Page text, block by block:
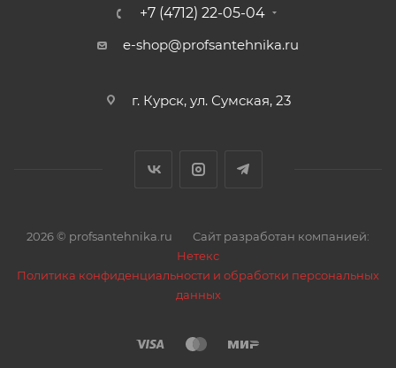
+7 (4712) 22-05-04
e-shop@profsantehnika.ru
г. Курск, ул. Сумская, 23
2026 © profsantehnika.ru
Сайт разработан компанией:
Нетекс
Политика конфиденциальности и обработки персональных
данных